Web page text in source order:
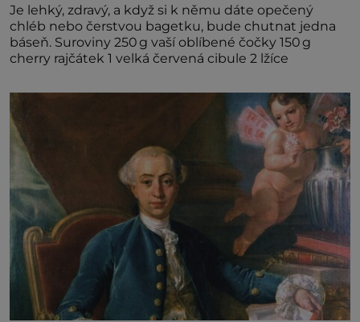
Je lehký, zdravý, a když si k němu dáte opečený
chléb nebo čerstvou bagetku, bude chutnat jedna
báseň. Suroviny 250 g vaší oblíbené čočky 150 g
cherry rajčátek 1 velká červená cibule 2 lžíce